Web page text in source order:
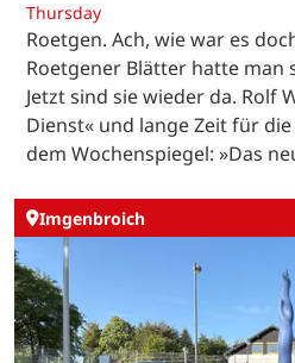
Thursday
Roetgen. Ach, wie war es
Roetgener Blätter hatte man
Jetzt sind sie wieder da. Rolf
Dienst« und lange Zeit für
dem Wochenspiegel: »Das
Imgenbroich